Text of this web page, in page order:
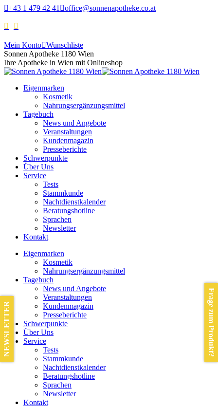
+43 1 479 42 41 office@sonnenapotheke.co.at
Mein Konto Wunschliste
Sonnen Apotheke 1180 Wien
Ihre Apotheke in Wien mit Onlineshop
Eigenmarken
Kosmetik
Nahrungsergänzungsmittel
Tagebuch
News und Angebote
Veranstaltungen
Kundenmagazin
Presseberichte
Schwerpunkte
Über Uns
Service
Tests
Stammkunde
Nachtdienstkalender
Beratungshotline
Sprachen
Newsletter
Kontakt
Eigenmarken
Kosmetik
Nahrungsergänzungsmittel
Tagebuch
News und Angebote
Veranstaltungen
Kundenmagazin
Presseberichte
Schwerpunkte
Über Uns
Service
Tests
Stammkunde
Nachtdienstkalender
Beratungshotline
Sprachen
Newsletter
Kontakt
Frage zum Produkt?
NEWSLETTER